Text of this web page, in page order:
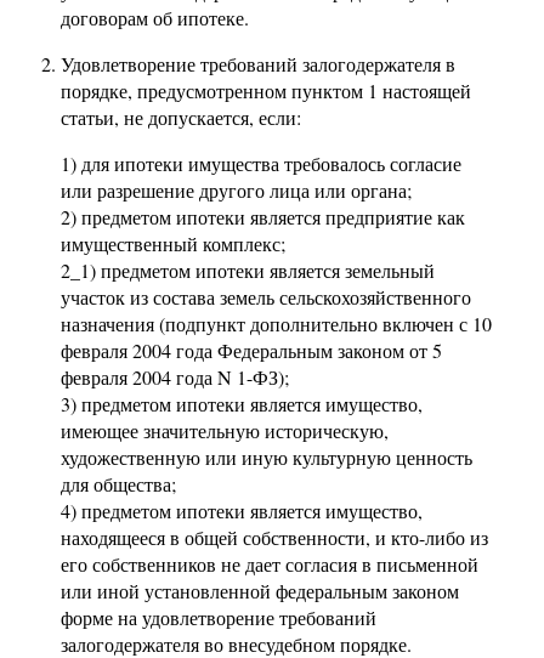
договорам об ипотеке.
Удовлетворение требований залогодержателя в
порядке, предусмотренном пунктом 1 настоящей
статьи, не допускается, если:
1) для ипотеки имущества требовалось согласие
или разрешение другого лица или органа;
2) предметом ипотеки является предприятие как
имущественный комплекс;
2_1) предметом ипотеки является земельный
участок из состава земель сельскохозяйственного
назначения (подпункт дополнительно включен с 10
февраля 2004 года Федеральным законом от 5
февраля 2004 года N 1-ФЗ);
3) предметом ипотеки является имущество,
имеющее значительную историческую,
художественную или иную культурную ценность
для общества;
4) предметом ипотеки является имущество,
находящееся в общей собственности, и кто-либо из
его собственников не дает согласия в письменной
или иной установленной федеральным законом
форме на удовлетворение требований
залогодержателя во внесудебном порядке.